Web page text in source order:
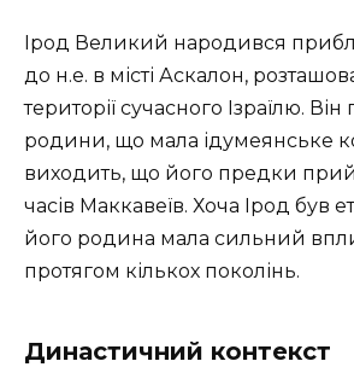
Ірод Великий народився
до н.е. в місті Аскалон,
території сучасного Ізраїлю. Він
родини, що мала ідумеянське
виходить, що його предки
часів Маккавеїв. Хоча Ірод був
його родина мала сильний
протягом кількох поколінь.
Династичний контекст